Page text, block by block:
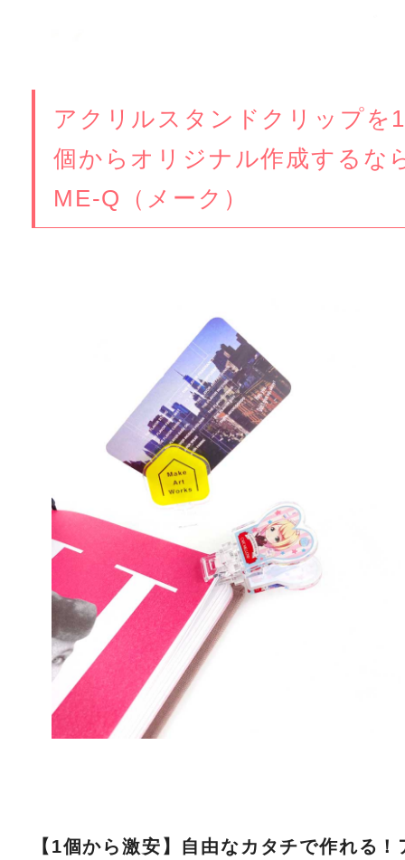
アクリルスタンドクリップを
個からオリジナル作成するな
ME-Q（メーク）
【1個から激安】自由なカタチで作れる！